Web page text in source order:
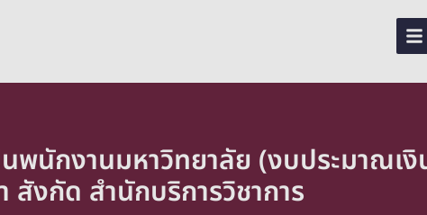
นักงานมหาวิทยาลัย (งบประมาณเงิ
สังกัด สำนักบริการวิชาการ